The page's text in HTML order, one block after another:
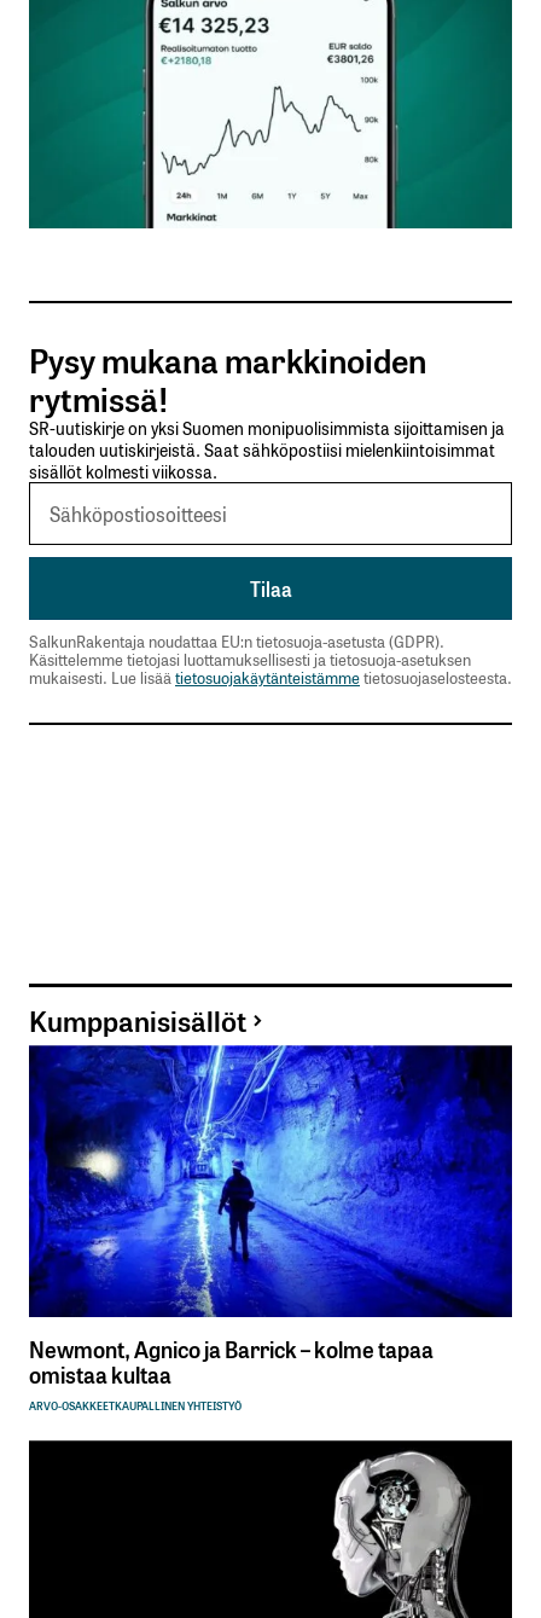
Nimesi tai nimimerkkisi
Sähköpostiosoitteesi
Tilaa SalkunRakentajan uutiskirje
Lähetä kommentti
Pysy mukana markkinoiden
rytmissä!
SR-uutiskirje on yksi Suomen monipuolisimmista sijoittamisen ja
talouden uutiskirjeistä. Saat sähköpostiisi mielenkiintoisimmat
sisällöt kolmesti viikossa.
SalkunRakentaja noudattaa EU:n tietosuoja-asetusta (GDPR).
Käsittelemme tietojasi luottamuksellisesti ja tietosuoja-asetuksen
mukaisesti. Lue lisäätietosuojakäytänteistämmetietosuojaselosteesta.
Kumppanisisällöt
Newmont, Agnico ja Barrick – kolme tapaa
omistaa kultaa
ARVO-OSAKKEETKAUPALLINEN YHTEISTYÖ